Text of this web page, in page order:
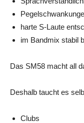
harte S-Laute
im Bandmix stabil
Das SM58 macht all
Deshalb taucht es
Clubs